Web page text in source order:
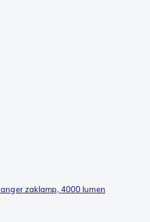
zaklamp, 4000 lumen